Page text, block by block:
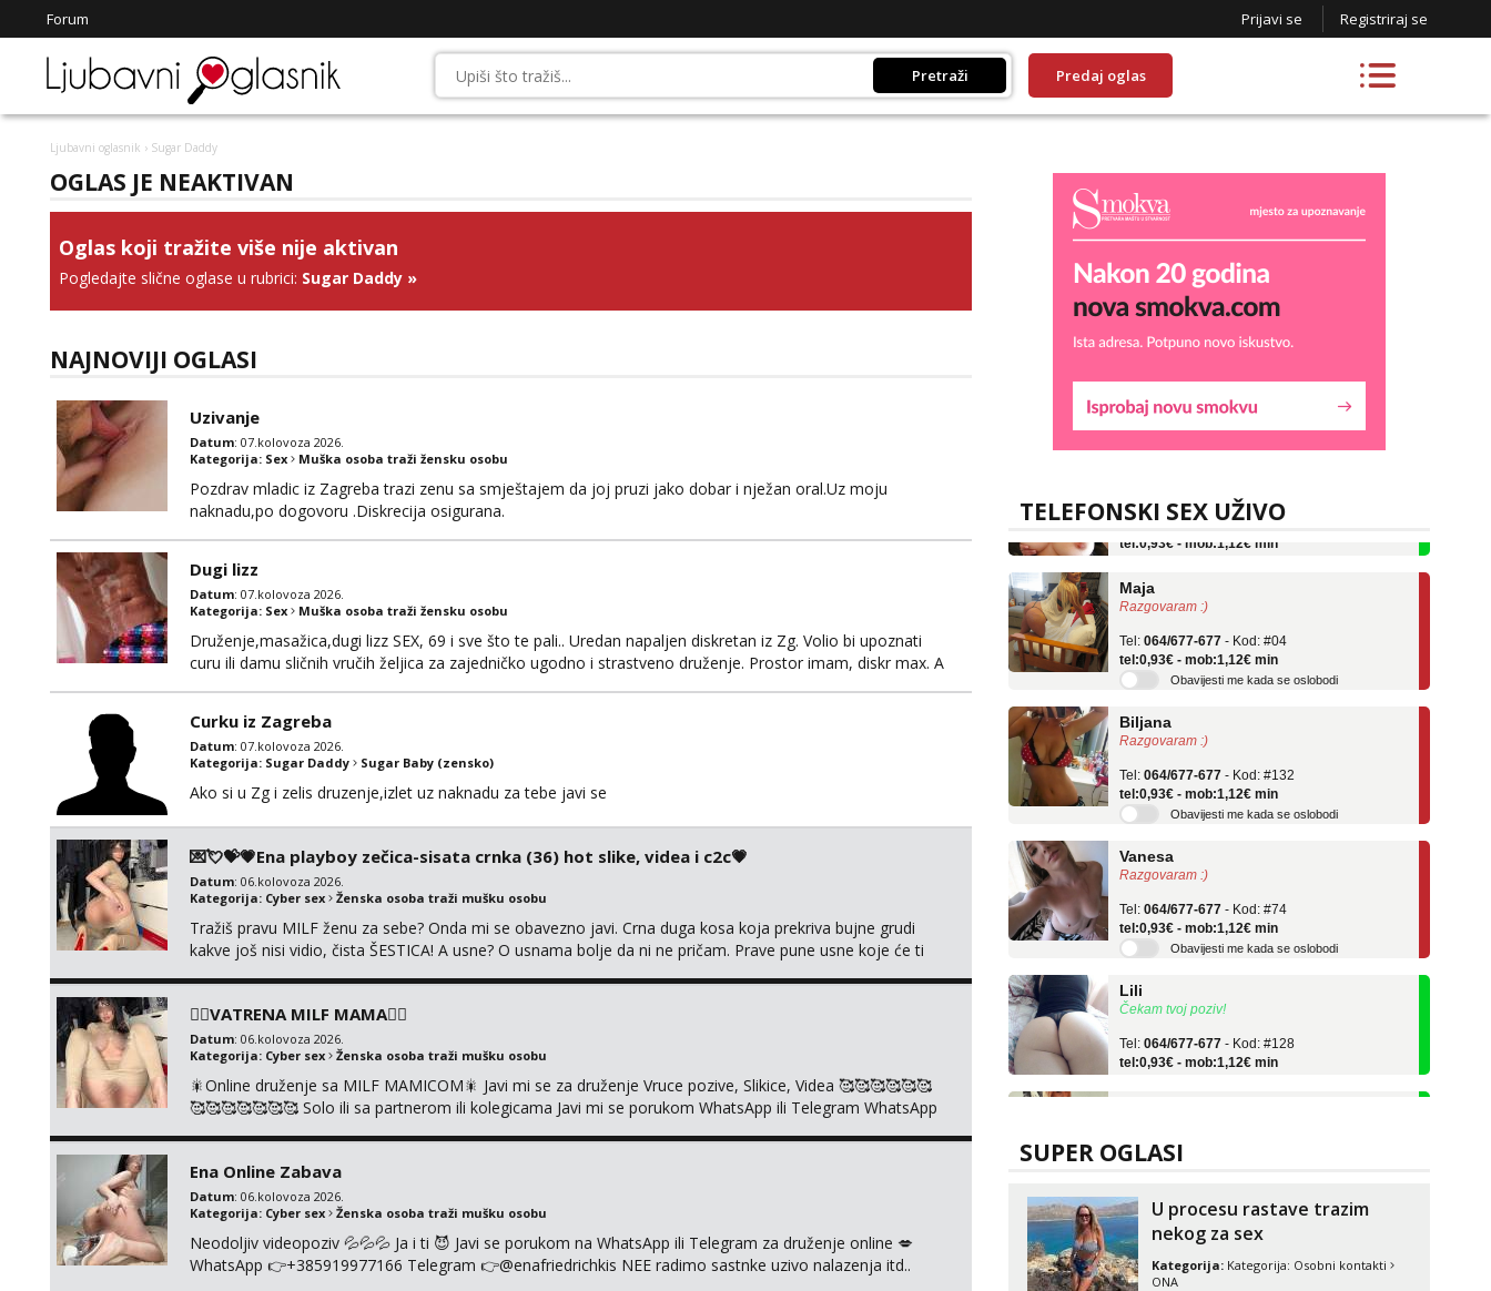
Forum Prijavi se Registriraj se
Pretraži Predaj oglas
Ljubavni oglasnik › Sugar Daddy
OGLAS JE NEAKTIVAN
Oglas koji tražite više nije aktivan
Pogledajte slične oglase u rubrici: Sugar Daddy »
NAJNOVIJI OGLASI
Uzivanje
Datum: 07.kolovoza 2026.
Kategorija: Sex Muška osoba traži žensku osobu
Pozdrav mladic iz Zagreba trazi zenu sa smještajem da joj pruzi jako dobar i nježan oral.Uz moju
naknadu,po dogovoru .Diskrecija osigurana.
Dugi lizz
Datum: 07.kolovoza 2026.
Kategorija: Sex Muška osoba traži žensku osobu
Druženje,masažica,dugi lizz SEX, 69 i sve što te pali.. Uredan napaljen diskretan iz Zg. Volio bi upoznati
curu ili damu sličnih vručih željica za zajedničko ugodno i strastveno druženje. Prostor imam, diskr max. A
Curku iz Zagreba
Datum: 07.kolovoza 2026.
Kategorija: Sugar Daddy Sugar Baby (zensko)
Ako si u Zg i zelis druzenje,izlet uz naknadu za tebe javi se
💌💘💝💗Ena playboy zečica-sisata crnka (36) hot slike, videa i c2c💗
Datum: 06.kolovoza 2026.
Kategorija: Cyber sex Ženska osoba traži mušku osobu
Tražiš pravu MILF ženu za sebe? Onda mi se obavezno javi. Crna duga kosa koja prekriva bujne grudi
kakve još nisi vidio, čista ŠESTICA! A usne? O usnama bolje da ni ne pričam. Prave pune usne koje će ti
❤️‍🔥VATRENA MILF MAMA❤️‍🔥
Datum: 06.kolovoza 2026.
Kategorija: Cyber sex Ženska osoba traži mušku osobu
🎇Online druženje sa MILF MAMICOM🎇 Javi mi se za druženje Vruce pozive, Slikice, Videa 🥰🥰🥰🥰🥰🥰
🥰🥰🥰🥰🥰🥰🥰 Solo ili sa partnerom ili kolegicama Javi mi se porukom WhatsApp ili Telegram WhatsApp
Ena Online Zabava
Datum: 06.kolovoza 2026.
Kategorija: Cyber sex Ženska osoba traži mušku osobu
Neodoljiv videopoziv 💦💦💦 Ja i ti 😈 Javi se porukom na WhatsApp ili Telegram za druženje online 💋
WhatsApp 👉+385919977166 Telegram 👉@enafriedrichkis NEE radimo sastnke uzivo nalazenja itd..
TELEFONSKI SEX UŽIVO
Liliana
Tel: 064/677-677 - Kod: #69
tel:0,93€ - mob:1,12€ min
Razgovaram :)
064/677-677
tel:0,93€ - mob:1,12€ min
Obavijesti me kada se oslobodi
Razgovaram :)
064/677-677
tel:0,93€ - mob:1,12€ min
Obavijesti me kada se oslobodi
Razgovaram :)
064/677-677
tel:0,93€ - mob:1,12€ min
Obavijesti me kada se oslobodi
Čekam tvoj poziv!
064/677-677
tel:0,93€ - mob:1,12€ min
tel:0,93€ - mob:1,12€ min
Anđela
Čekam tvoj poziv!
Tel:
tel:0,93€ - mob:1,12€ min
SUPER OGLASI
U procesu rastave trazim
nekog za sex
Kategorija: Kategorija: Osobni kontakti
ONA